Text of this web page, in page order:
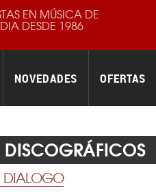
EN MÚSICA DE
DESDE 1986
NOVEDADES OFERTAS
DISCOGRÁFICOS
DIALOGO